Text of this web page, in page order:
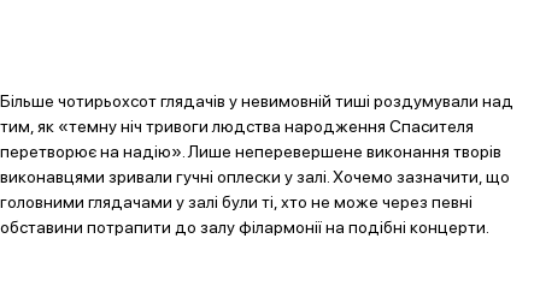
Більше чотирьохсот глядачів у невимовній тиші роздумували над
тим, як «темну ніч тривоги людства народження Спасителя
перетворює на надію». Лише неперевершене виконання творів
виконавцями зривали гучні оплески у залі. Хочемо зазначити, що
головними глядачами у залі були ті, хто не може через певні
обставини потрапити до залу філармонії на подібні концерти.